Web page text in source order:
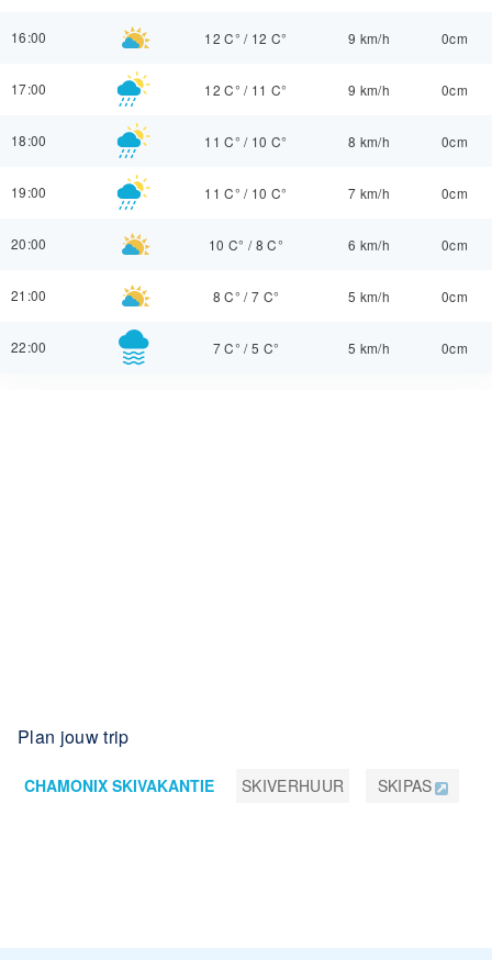
16:00 12 C° / 12 C° 9 km/h 0cm
17:00 12 C° / 11 C° 9 km/h 0cm
18:00 11 C° / 10 C° 8 km/h 0cm
19:00 11 C° / 10 C° 7 km/h 0cm
20:00 10 C° / 8 C° 6 km/h 0cm
21:00 8 C° /7 C° 5 km/h 0cm
22:00 7 C° /5 C° 5 km/h 0cm
Plan jouw trip
CHAMONIX SKIVAKANTIE SKIVERHUUR SKIPAS